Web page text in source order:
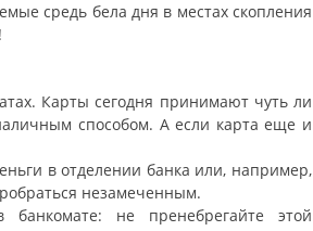
средь бела дня в местах скопления
Карты сегодня принимают чуть ли
способом. А если карта еще и
в отделении банка или, например,
незамеченным.
не пренебрегайте этой